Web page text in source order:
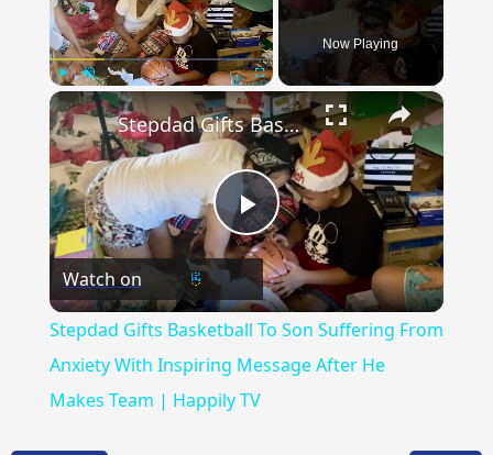
Unmute Fullscreen
Now Playing
×
Play
Video
Stepdad Gifts Basketball To Son Suffering From Anxiety With Inspiring Message After He Makes Team | Happily TV
Watch on
Stepdad Gifts Basketball To Son Suffering From
Anxiety With Inspiring Message After He
Makes Team | Happily TV